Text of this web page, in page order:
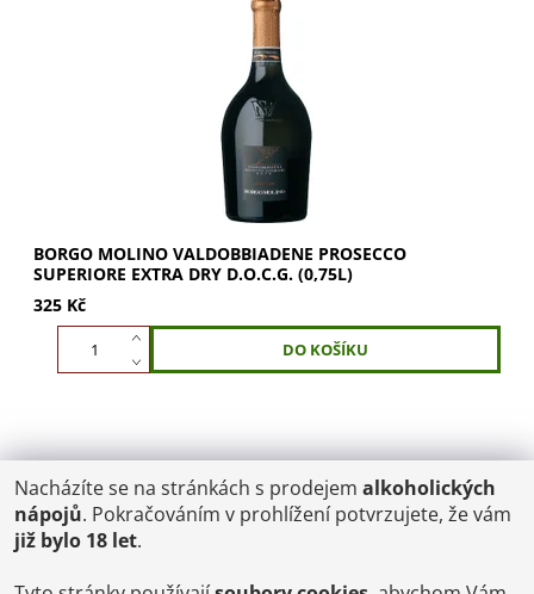
Borgo Molino Valdobbiadene Prosecco Superiore Extra
Dry D.O.C.G. je šumivé víno ze svahů Valdobbiadene.
Vychutnejte ovocnou vůni jablka a broskve s...
BORGO MOLINO VALDOBBIADENE PROSECCO
SUPERIORE EXTRA DRY D.O.C.G. (0,75L)
325 Kč
POŠTOVNÉ
ČR: od 95,-
SK: 350,-
€ = 24,00 CZK
Nacházíte se na stránkách s prodejem alkoholických
nápojů. Pokračováním v prohlížení potvrzujete, že vám
již bylo 18 let.